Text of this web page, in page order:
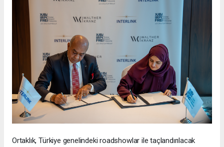
Ortaklık, Türkiye genelindeki roadshowlar ile taçlandırılacak